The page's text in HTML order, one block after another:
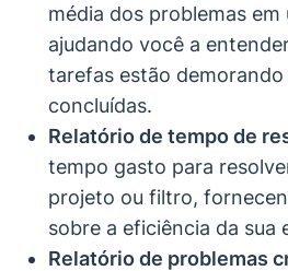
média dos problemas
ajudando você a
tarefas estão demorando
concluídas.
Relatório de tempo de
tempo gasto para
projeto ou filtro,
sobre a eficiência da sua
Relatório de problemas